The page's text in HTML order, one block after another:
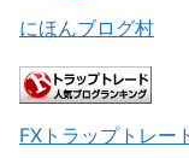
にほんブログ村
FXトラップトレー